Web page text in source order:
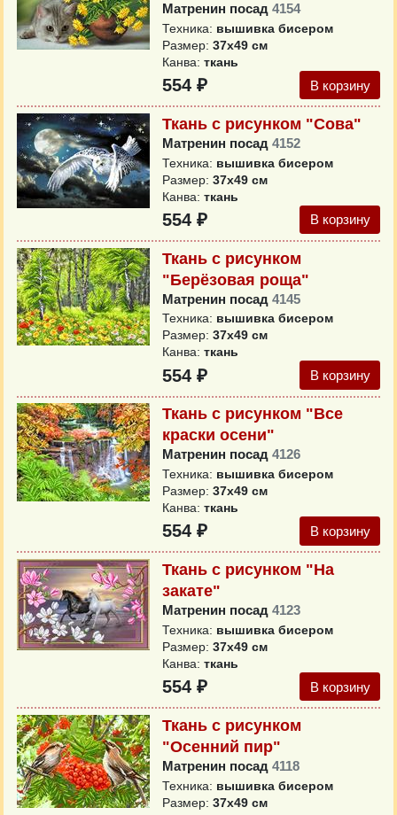
Матренин посад 4154
Техника: вышивка бисером
Размер: 37x49 см
Канва: ткань
554 ₽ В корзину
Ткань с рисунком "Сова"
Матренин посад 4152
Техника: вышивка бисером
Размер: 37x49 см
Канва: ткань
554 ₽ В корзину
Ткань с рисунком
"Берёзовая роща"
Матренин посад 4145
Техника: вышивка бисером
Размер: 37x49 см
Канва: ткань
554 ₽ В корзину
Ткань с рисунком "Все
краски осени"
Матренин посад 4126
Техника: вышивка бисером
Размер: 37x49 см
Канва: ткань
554 ₽ В корзину
Ткань с рисунком "На
закате"
Матренин посад 4123
Техника: вышивка бисером
Размер: 37x49 см
Канва: ткань
554 ₽ В корзину
Ткань с рисунком
"Осенний пир"
Матренин посад 4118
Техника: вышивка бисером
Размер: 37x49 см